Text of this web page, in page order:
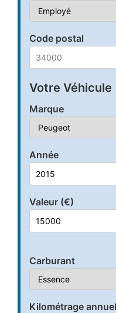
Code postal
Votre Véhicule
Marque
Année
Valeur (€)
Carburant
Kilométrage annuel